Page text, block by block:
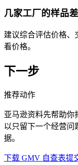
几家工厂的样品
建议综合评估价格、
看价格。
下一步
推荐动作
亚马逊资料先帮助你
以只留下一个经营问
据。
下载 GMV 自查表提